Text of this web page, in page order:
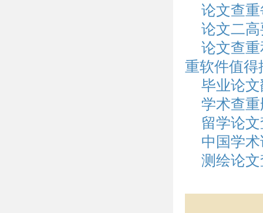
论文查
论文二
论文查
重软件值得
毕业论
学术查
留学论
中国学
测绘论